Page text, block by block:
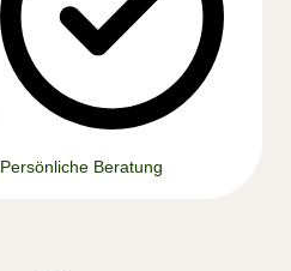
Persönliche Beratung